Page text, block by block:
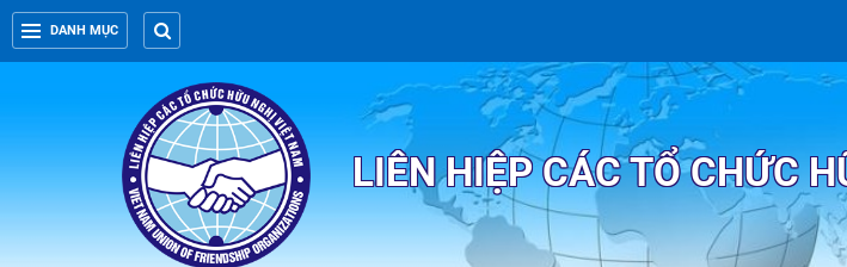
DANH MỤC
LIÊN HIỆP CÁC TỔ CHỨC